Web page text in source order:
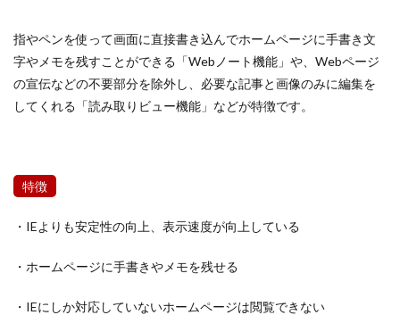
指やペンを使って画面に直接書き込んでホームページに手書き文
字やメモを残すことができる「Webノート機能」や、Webページ
の宣伝などの不要部分を除外し、必要な記事と画像のみに編集を
してくれる「読み取りビュー機能」などが特徴です。
特徴
・IEよりも安定性の向上、表示速度が向上している
・ホームページに手書きやメモを残せる
・IEにしか対応していないホームページは閲覧できない